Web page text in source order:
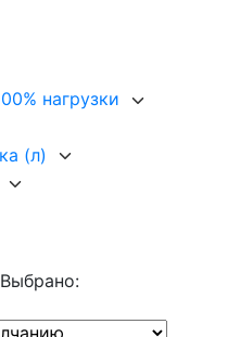
нагрузки
(л)
Выбрано: